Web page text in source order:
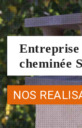
Entreprise
cheminée
NOS